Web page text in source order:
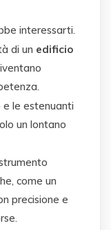
interessarti.
di un edificio
e le estenuanti
un lontano
come un
precisione e